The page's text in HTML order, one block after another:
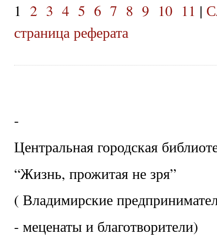
1 2 3 4 5 6 7 8 9 10 11 |
страница реферата
-
Центральная городская
“Жизнь, прожитая не зря”
( Владимирские
- меценаты и благотворители)